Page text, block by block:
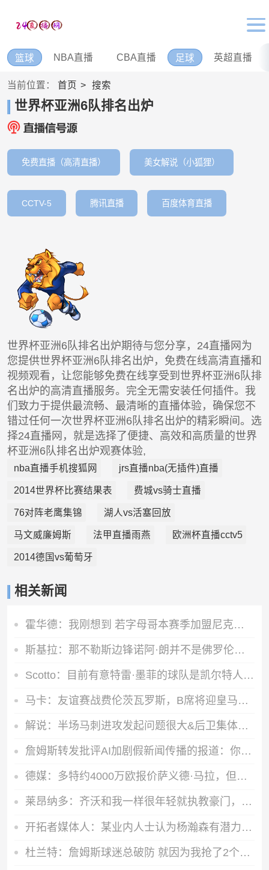
篮球 NBA直播 CBA直播 足球 英超直播
当前位置： 首页 搜索
世界杯亚洲6队排名出炉
免费直播（高清直播） 美女解说（小狐狸）
CCTV-5 腾讯直播 百度体育直播
世界杯亚洲6队排名出炉期待与您分享，24直播网为
您提供世界杯亚洲6队排名出炉，免费在线高清直播和
视频观看，让您能够免费在线享受到世界杯亚洲6队排
名出炉的高清直播服务。完全无需安装任何插件。我
们致力于提供最流畅、最清晰的直播体验，确保您不
错过任何一次世界杯亚洲6队排名出炉的精彩瞬间。选
择24直播网，就是选择了便捷、高效和高质量的世界
杯亚洲6队排名出炉观赛体验,
nba直播手机搜狐网 jrs直播nba(无插件)直播
2014世界杯比赛结果表 费城vs骑士直播
76对阵老鹰集锦 湖人vs活塞回放
马文威廉姆斯 法甲直播雨燕 欧洲杯直播cctv5
2014德国vs葡萄牙
相关新闻
霍华德：我刚想到 若字母哥本赛季加盟尼克斯 他已经有两冠了
斯基拉：那不勒斯边锋诺阿·朗并不是佛罗伦萨的引援目标
Scotto：目前有意特雷·墨菲的球队是凯尔特人活塞勇士快船老鹰
马卡：友谊赛战费伦茨瓦罗斯，B席将迎皇马首秀+迪奥曼德缺席
解说：半场马刺进攻发起问题很大&后卫集体隐身 瓦塞尔成唯一亮点
詹姆斯转发批评AI加剧假新闻传播的报道：你们觉得呢？！
德媒：多特约4000万欧报价萨义德·马拉，但科隆为其估价5000万欧
莱昂纳多：齐沃和我一样很年轻就执教豪门，他的优秀是毋庸置疑的
开拓者媒体人：某业内人士认为杨瀚森有潜力 但效率达不到NBA水平
杜兰特：詹姆斯球迷总破防 就因为我抢了2个冠军耽误他争GOAT了？